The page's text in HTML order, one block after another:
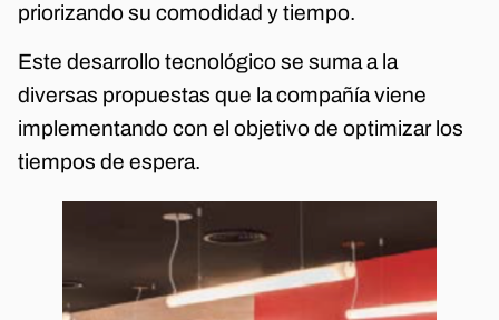
priorizando su comodidad y tiempo.
Este desarrollo tecnológico se suma a la
diversas propuestas que la compañía viene
implementando con el objetivo de optimizar los
tiempos de espera.